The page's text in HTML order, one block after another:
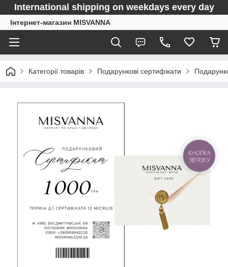
International shipping on weekdays every day
Інтернет-магазин MISVANNA
Категорії товарів Подарункові сертифікати
КНОПКА
ЗВ'ЯЗКУ